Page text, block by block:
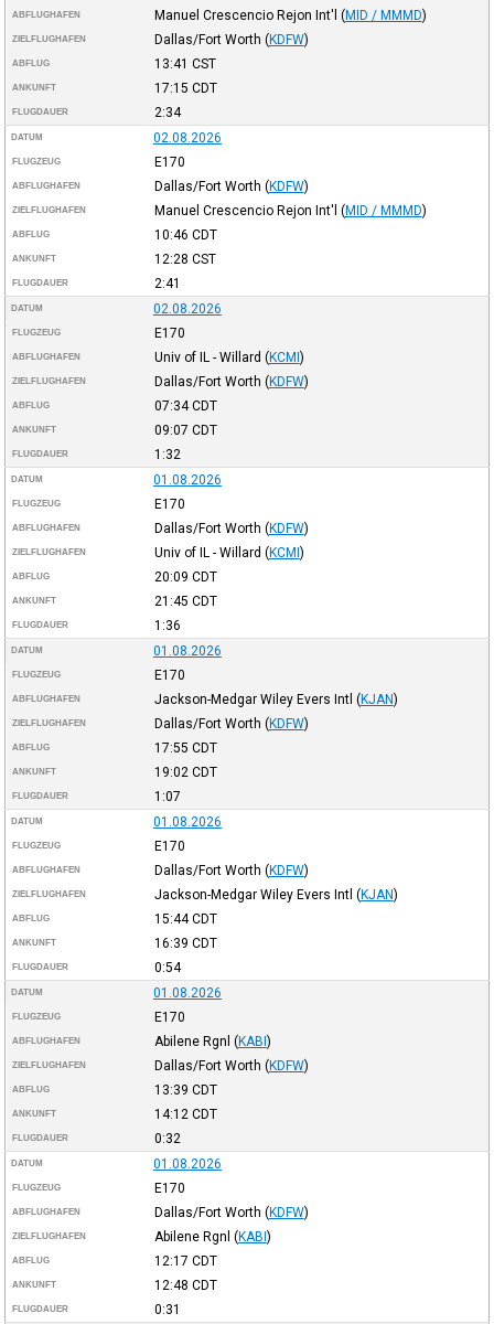
ABFLUGHAFEN Manuel Crescencio Rejon Int'l (MID / MMMD)
ZIELFLUGHAFEN Dallas/Fort Worth (KDFW)
ABFLUG 13:41 CST
ANKUNFT 17:15 CDT
FLUGDAUER 2:34
DATUM 02.08.2026
FLUGZEUG E170
ABFLUGHAFEN Dallas/Fort Worth (KDFW)
ZIELFLUGHAFEN Manuel Crescencio Rejon Int'l (MID / MMMD)
ABFLUG 10:46 CDT
ANKUNFT 12:28 CST
FLUGDAUER 2:41
DATUM 02.08.2026
FLUGZEUG E170
ABFLUGHAFEN Univ of IL - Willard (KCMI)
ZIELFLUGHAFEN Dallas/Fort Worth (KDFW)
ABFLUG 07:34CDT
ANKUNFT 09:07 CDT
FLUGDAUER 1:32
DATUM 01.08.2026
FLUGZEUG E170
ABFLUGHAFEN Dallas/Fort Worth (KDFW)
ZIELFLUGHAFEN Univ of IL - Willard (KCMI)
ABFLUG 20:09 CDT
ANKUNFT 21:45 CDT
FLUGDAUER 1:36
DATUM 01.08.2026
FLUGZEUG E170
ABFLUGHAFEN Jackson-Medgar Wiley Evers Intl (KJAN)
ZIELFLUGHAFEN Dallas/Fort Worth (KDFW)
ABFLUG 17:55 CDT
ANKUNFT 19:02 CDT
FLUGDAUER 1:07
DATUM 01.08.2026
FLUGZEUG E170
ABFLUGHAFEN Dallas/Fort Worth (KDFW)
ZIELFLUGHAFEN Jackson-Medgar Wiley Evers Intl (KJAN)
ABFLUG 15:44CDT
ANKUNFT 16:39 CDT
FLUGDAUER 0:54
DATUM 01.08.2026
FLUGZEUG E170
ABFLUGHAFEN Abilene Rgnl (KABI)
ZIELFLUGHAFEN Dallas/Fort Worth (KDFW)
ABFLUG 13:39 CDT
ANKUNFT 14:12 CDT
FLUGDAUER 0:32
DATUM 01.08.2026
FLUGZEUG E170
ABFLUGHAFEN Dallas/Fort Worth (KDFW)
ZIELFLUGHAFEN Abilene Rgnl (KABI)
ABFLUG 12:17 CDT
ANKUNFT 12:48 CDT
FLUGDAUER 0:31